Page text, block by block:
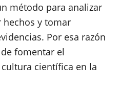
método para analizar
y tomar
Por esa razón
fomentar el
científica en la